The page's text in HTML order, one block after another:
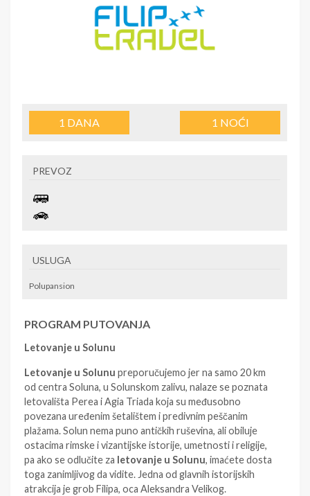
1 DANA 1 NOĆI
PREVOZ
USLUGA
Polupansion
PROGRAM PUTOVANJA
Letovanje u Solunu
Letovanje u Solunu preporučujemo jer na samo 20 km
od centra Soluna, u Solunskom zalivu, nalaze se poznata
letovališta Perea i Agia Triada koja su međusobno
povezana uređenim šetalištem i predivnim peščanim
plažama. Solun nema puno antičkih ruševina, ali obiluje
ostacima rimske i vizantijske istorije, umetnosti i religije,
pa ako se odlučite za letovanje u Solunu, imaćete dosta
toga zanimljivog da vidite. Jedna od glavnih istorijskih
atrakcija je grob Filipa, oca Aleksandra Velikog.